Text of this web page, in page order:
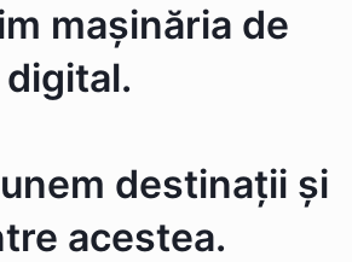
mașinăria de
destinații și
acestea.